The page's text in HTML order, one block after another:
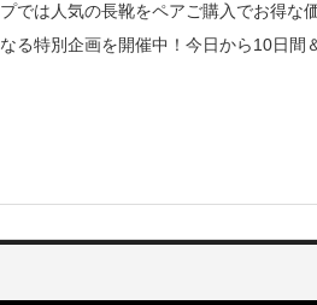
プでは人気の長靴をペアご購入でお得な
なる特別企画を開催中！今日から10日間